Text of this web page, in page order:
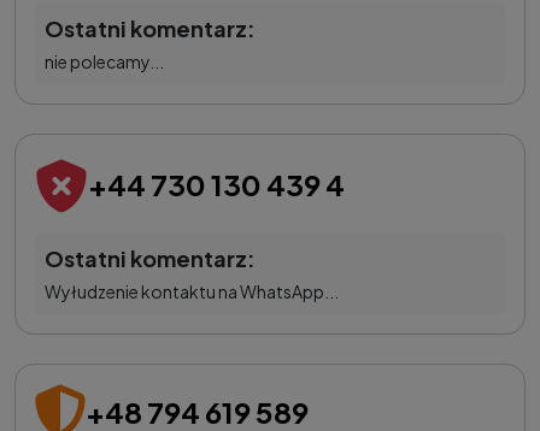
Ostatni komentarz:
nie polecamy...
+44 730 130 439 4
Ostatni komentarz:
Wyłudzenie kontaktu na WhatsApp...
+48 794 619 589